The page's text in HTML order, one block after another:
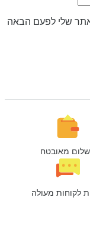
שלי לפעם הבאה
מאובטח
מעולה